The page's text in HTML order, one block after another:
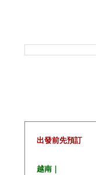
出發前先預訂
越南｜